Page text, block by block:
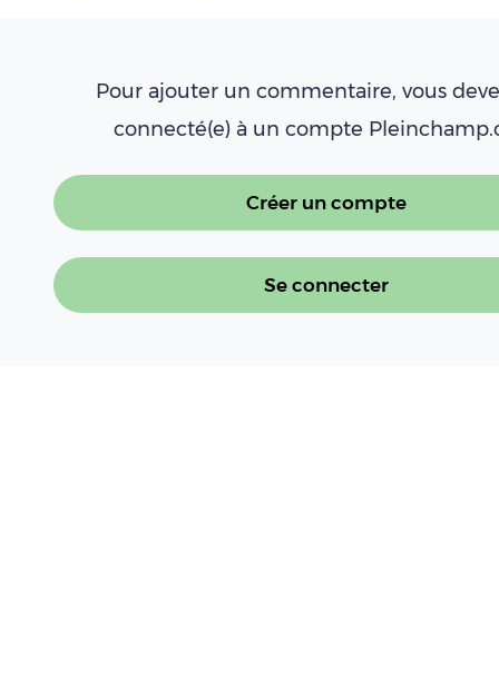
Pour ajouter un commentaire, vous
connecté(e) à un compte
Créer un compte
Se connecter